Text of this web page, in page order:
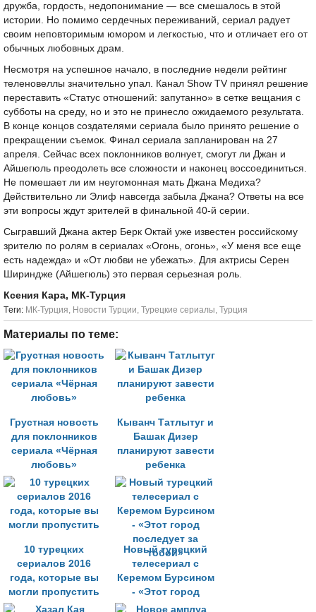
дружба, гордость, недопонимание — все смешалось в этой
истории. Но помимо сердечных переживаний, сериал радует
своим неповторимым юмором и легкостью, что и отличает его от
обычных любовных драм.
Несмотря на успешное начало, в последние недели рейтинг
теленовеллы значительно упал. Канал Show TV принял решение
переставить «Статус отношений: запутанно» в сетке вещания с
субботы на среду, но и это не принесло ожидаемого результата.
В конце концов создателями сериала было принято решение о
прекращении съемок. Финал сериала запланирован на 27
апреля. Сейчас всех поклонников волнует, смогут ли Джан и
Айшегюль преодолеть все сложности и наконец воссоединиться.
Не помешает ли им неугомонная мать Джана Медиха?
Действительно ли Элиф навсегда забыла Джана? Ответы на все
эти вопросы ждут зрителей в финальной 40-й серии.
Сыгравший Джана актер Берк Октай уже известен российскому
зрителю по ролям в сериалах «Огонь, огонь», «У меня все еще
есть надежда» и «От любви не убежать». Для актрисы Серен
Шириндже (Айшегюль) это первая серьезная роль.
Ксения Кара, МК-Турция
Tеги: МК-Турция, Новости Турции, Турецкие сериалы, Турция
Материалы по теме:
Грустная новость
для поклонников
сериала «Чёрная
любовь»
Кыванч Татлытуг и
Башак Дизер
планируют завести
ребенка
10 турецких
сериалов 2016
года, которые вы
могли пропустить
Новый турецкий
телесериал с
Керемом Бурсином
- «Этот город
последует за